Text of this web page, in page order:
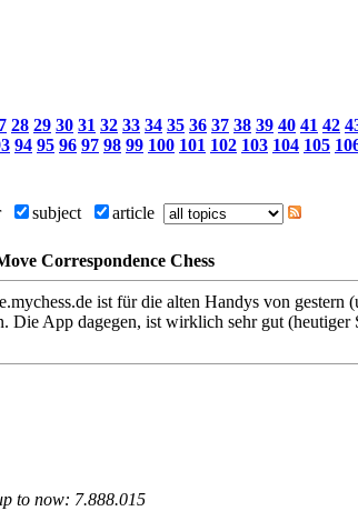
28 29 30 31 32 33 34 35 36 37 38 39 40 41 42
94 95 96 97 98 99 100 101 102 103 104 105
subject article
Correspondence Chess
ist für die alten Handys von
App dagegen, ist wirklich sehr gut (heutiger
to now: 7.888.015